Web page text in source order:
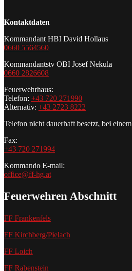
Kontaktdaten
Kommandant HBI David Hollaus
0660 5564560
Kommandantstv OBI Josef Nekula
0660 2826608
Feuerwehrhaus:
Telefon: +43 720 271990
Alternativ: +43 2723 8222
Telefon nicht dauerhaft besetzt, bei einem
Fax:
+43 720 271994
Kommando E-mail:
office@ff-hg.at
Feuerwehren Abschnitt
FF Frankenfels
FF Kirchberg/Pielach
FF Loich
FF Rabenstein